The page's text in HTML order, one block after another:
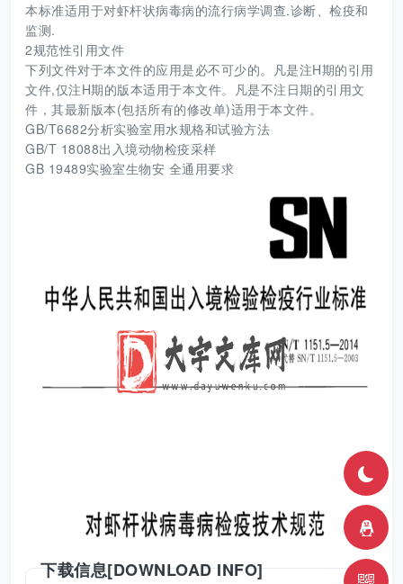
本标准适用于对虾杆状病毒病的流行病学调查.诊断、检疫和
监测.
2规范性引用文件
下列文件对于本文件的应用是必不可少的。凡是注H期的引用
文件,仅注H期的版本适用于本文件。凡是不注日期的引用文
件，其最新版本(包括所有的修改单)适用于本文件。
GB/T6682分析实验室用水规格和试验方法
GB/T 18088出入境动物检疫采样
GB 19489实验室生物安 全通用要求
下载信息[DOWNLOAD INFO]